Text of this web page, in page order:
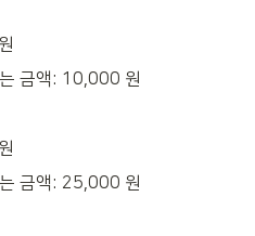
금액: 10,000 원
금액: 25,000 원